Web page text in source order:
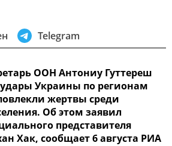
Telegram
ООН Антониу Гуттереш
Украины по регионам
жертвы среди
Об этом заявил
представителя
Хак, сообщает 6 августа РИА